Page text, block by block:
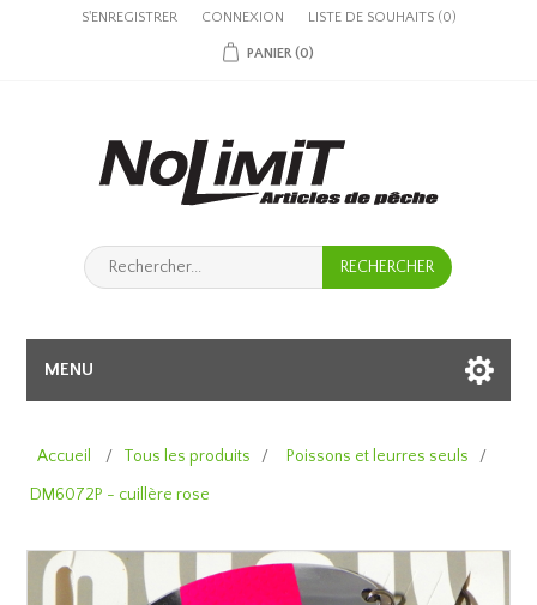
S'ENREGISTRER CONNEXION LISTE DE SOUHAITS (0)
PANIER (0)
MENU
Accueil / Tous les produits / Poissons et leurres seuls
/
DM6072P - cuillère rose